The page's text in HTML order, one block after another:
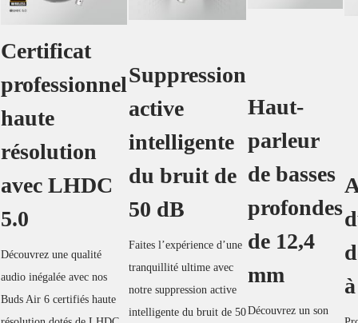
Certificat
professionnel
haute
résolution
avec LHDC
5.0
Découvrez une qualité
audio inégalée avec nos
Buds Air 6 certifiés haute
Suppression
active
intelligente
du bruit de
50 dB
Faites l’expérience d’une
tranquillité ultime avec
notre suppression active
intelligente du bruit de 50
Haut-
parleur
de basses
profondes
de 12,4
mm
Découvrez un son